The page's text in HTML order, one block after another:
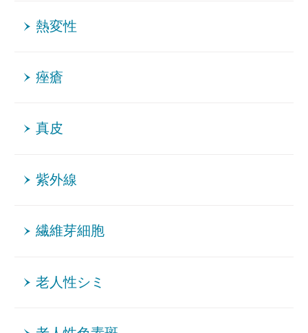
熱変性
痤瘡
真皮
紫外線
繊維芽細胞
老人性シミ